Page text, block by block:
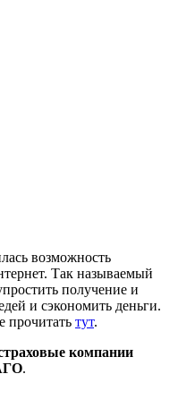
возможность
Так называемый
получение и
и сэкономить деньги.
прочитать тут.
компании
.